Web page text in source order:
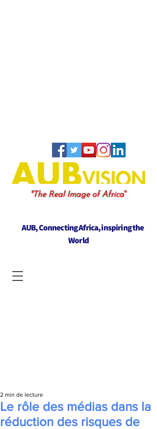
"The Real Image of Africa"
AUB, Connecting Africa, inspiring the
World
Le rôle des médias dans la
réduction des risques de
2 min de lecture